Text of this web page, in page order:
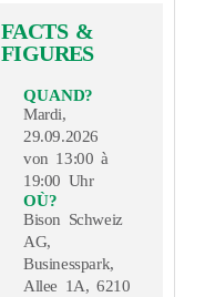
FACTS &
FIGURES
QUAND?
Mardi,
29.09.2026
von 13:00 à
19:00 Uhr
OÙ?
Bison Schweiz
AG,
Businesspark,
Allee 1A, 6210